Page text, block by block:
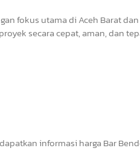
fokus utama di Aceh Barat
secara cepat, aman, dan
informasi harga Bar